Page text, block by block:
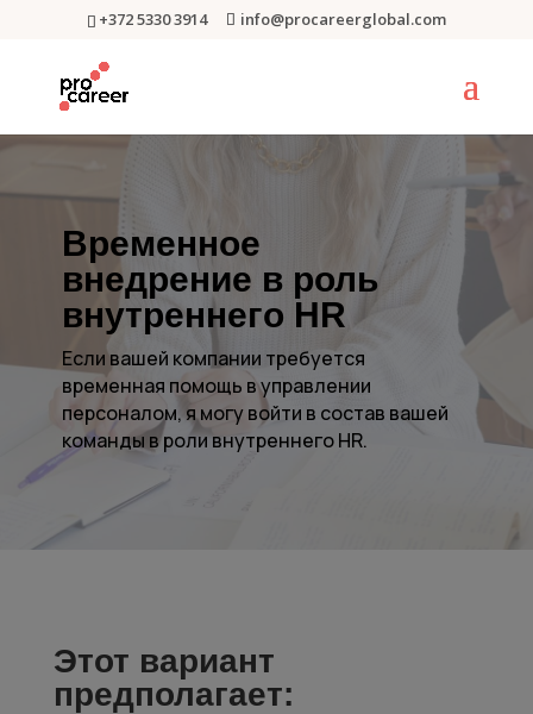
+372 5330 3914 info@procareerglobal.com
Временное
внедрение в роль
внутреннего HR
Если вашей компании требуется
временная помощь в управлении
персоналом, я могу войти в состав вашей
команды в роли внутреннего HR.
Этот вариант
предполагает: